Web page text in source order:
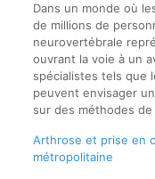
Dans un monde où
de millions de
neurovertébrale
ouvrant la voie à un
spécialistes tels que
peuvent envisager
sur des méthodes
Arthrose et prise en
métropolitaine